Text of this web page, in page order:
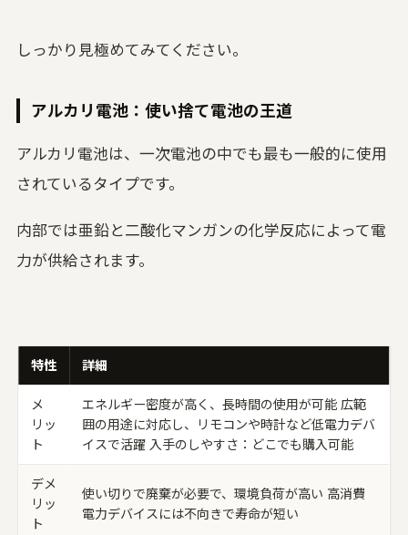
しっかり見極めてみてください。
アルカリ電池：使い捨て電池の王道
アルカリ電池は、一次電池の中でも最も一般的に使用
されているタイプです。
内部では亜鉛と二酸化マンガンの化学反応によって電
力が供給されます。
特性 詳細
メ
リッ
ト
エネルギー密度が高く、長時間の使用が可能 広範
囲の用途に対応し、リモコンや時計など低電力デバ
イスで活躍 入手のしやすさ：どこでも購入可能
デメ
リッ
ト
使い切りで廃棄が必要で、環境負荷が高い 高消費
電力デバイスには不向きで寿命が短い